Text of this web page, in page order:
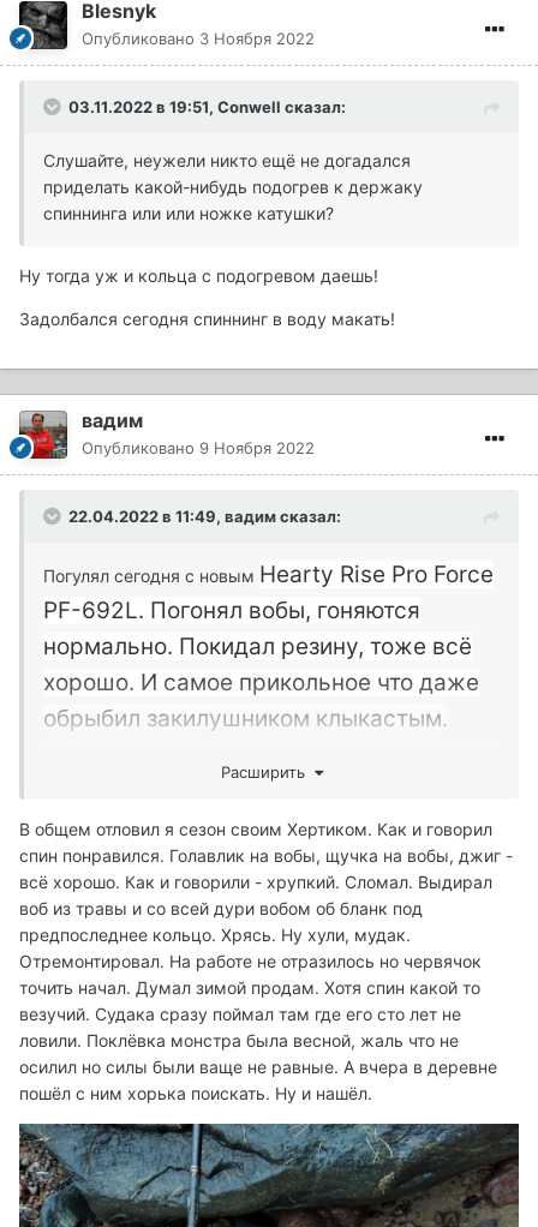
Blesnyk
Опубликовано 3 Ноября 2022
03.11.2022 в 19:51, Conwell сказал:
Слушайте, неужели никто ещё не догадался
приделать какой-нибудь подогрев к держаку
спиннинга или или ножке катушки?
Ну тогда уж и кольца с подогревом даешь!
Задолбался сегодня спиннинг в воду макать!
вадим
Опубликовано 9 Ноября 2022
22.04.2022 в 11:49, вадимсказал:
Погулял сегодня с новым Hearty Rise Pro Force
PF-692L. Погонял вобы, гоняются
нормально. Покидал резину, тоже всё
хорошо. И самое прикольное что даже
обрыбил закилушником клыкастым.
Расширить
В общем отловил я сезон своим Хертиком. Как и говорил
спин понравился. Голавлик на вобы, щучка на вобы, джиг -
всё хорошо. Как и говорили - хрупкий. Сломал. Выдирал
воб из травы и со всей дури вобом об бланк под
предпоследнее кольцо. Хрясь. Ну хули, мудак.
Отремонтировал. На работе не отразилось но червячок
точить начал. Думал зимой продам. Хотя спин какой то
везучий. Судака сразу поймал там где его сто лет не
ловили. Поклёвка монстра была весной, жаль что не
осилил но силы были ваще не равные. А вчера в деревне
пошёл с ним хорька поискать. Ну и нашёл.